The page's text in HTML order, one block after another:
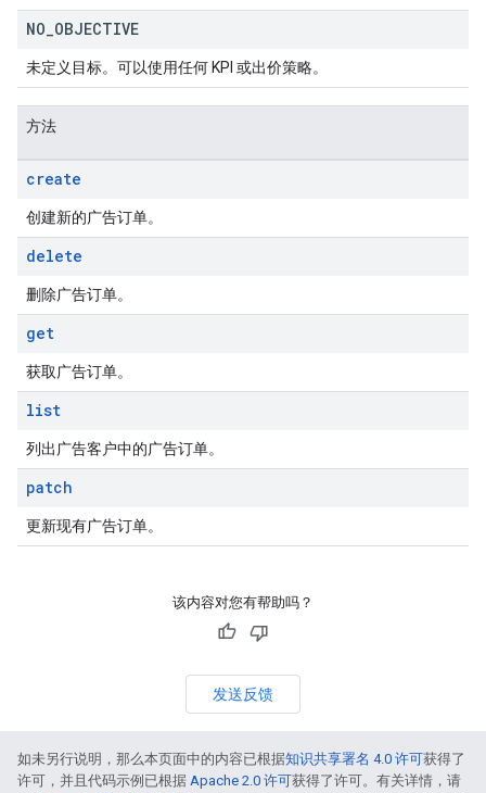
NO OBJECTIVE
未定义目标。可以使用任何 KPI 或出价策略。
方法
create
创建新的广告订单。
delete
删除广告订单。
get
获取广告订单。
list
列出广告客户中的广告订单。
patch
更新现有广告订单。
该内容对您有帮助吗？
发送反馈
如未另行说明，那么本页面中的内容已根据知识共享署名 4.0 许可获得了
许可，并且代码示例已根据 Apache 2.0 许可获得了许可。有关详情，请